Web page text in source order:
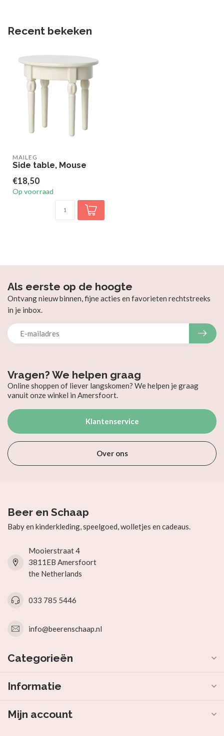
Recent bekeken
MAILEG
Side table, Mouse
€18,50
Op voorraad
Vragen? We helpen graag
Online shoppen of liever langskomen? We helpen je graag
vanuit onze winkel in Amersfoort.
Klantenservice
Over ons
Als eerste op de hoogte
Ontvang nieuw binnen, fijne acties en favorieten rechtstreeks
in je inbox.
Beer en Schaap
Baby en kinderkleding, speelgoed, wolletjes en cadeaus.
Mooierstraat 4
3811EB Amersfoort
the Netherlands
033 785 5446
info@beerenschaap.nl
Categorieën
Informatie
Mijn account